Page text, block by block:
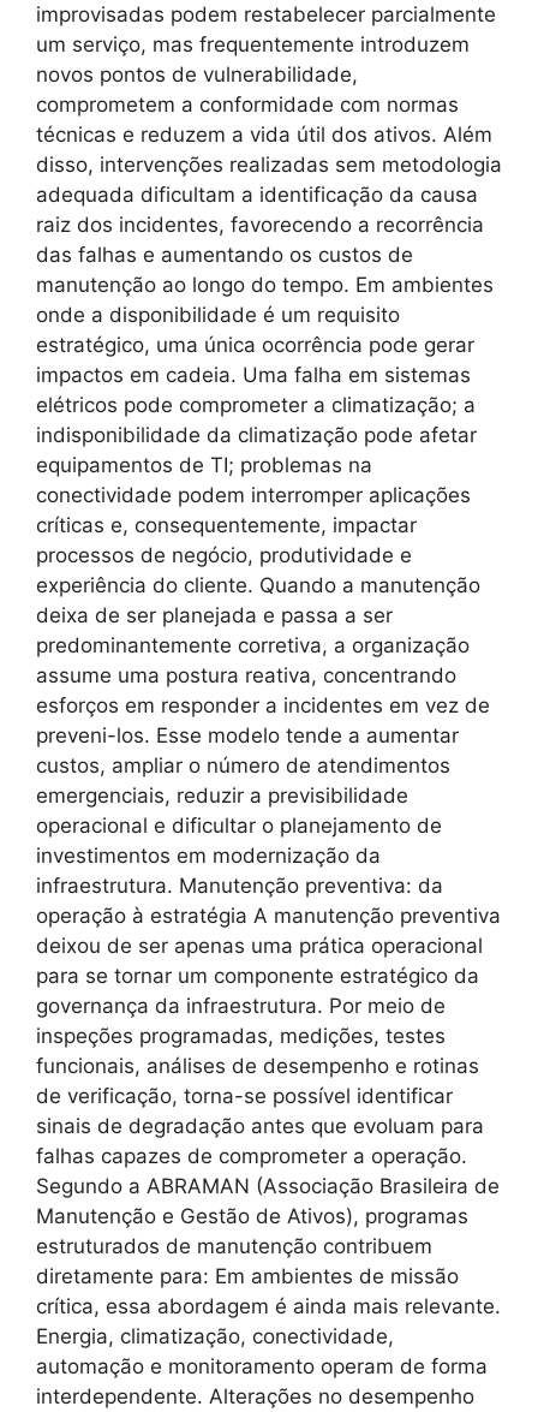
improvisadas podem restabelecer parcialmente
um serviço, mas frequentemente introduzem
novos pontos de vulnerabilidade,
comprometem a conformidade com normas
técnicas e reduzem a vida útil dos ativos. Além
disso, intervenções realizadas sem metodologia
adequada dificultam a identificação da causa
raiz dos incidentes, favorecendo a recorrência
das falhas e aumentando os custos de
manutenção ao longo do tempo. Em ambientes
onde a disponibilidade é um requisito
estratégico, uma única ocorrência pode gerar
impactos em cadeia. Uma falha em sistemas
elétricos pode comprometer a climatização; a
indisponibilidade da climatização pode afetar
equipamentos de TI; problemas na
conectividade podem interromper aplicações
críticas e, consequentemente, impactar
processos de negócio, produtividade e
experiência do cliente. Quando a manutenção
deixa de ser planejada e passa a ser
predominantemente corretiva, a organização
assume uma postura reativa, concentrando
esforços em responder a incidentes em vez de
preveni-los. Esse modelo tende a aumentar
custos, ampliar o número de atendimentos
emergenciais, reduzir a previsibilidade
operacional e dificultar o planejamento de
investimentos em modernização da
infraestrutura. Manutenção preventiva: da
operação à estratégia A manutenção preventiva
deixou de ser apenas uma prática operacional
para se tornar um componente estratégico da
governança da infraestrutura. Por meio de
inspeções programadas, medições, testes
funcionais, análises de desempenho e rotinas
de verificação, torna-se possível identificar
sinais de degradação antes que evoluam para
falhas capazes de comprometer a operação.
Segundo a ABRAMAN (Associação Brasileira de
Manutenção e Gestão de Ativos), programas
estruturados de manutenção contribuem
diretamente para: Em ambientes de missão
crítica, essa abordagem é ainda mais relevante.
Energia, climatização, conectividade,
automação e monitoramento operam de forma
interdependente. Alterações no desempenho